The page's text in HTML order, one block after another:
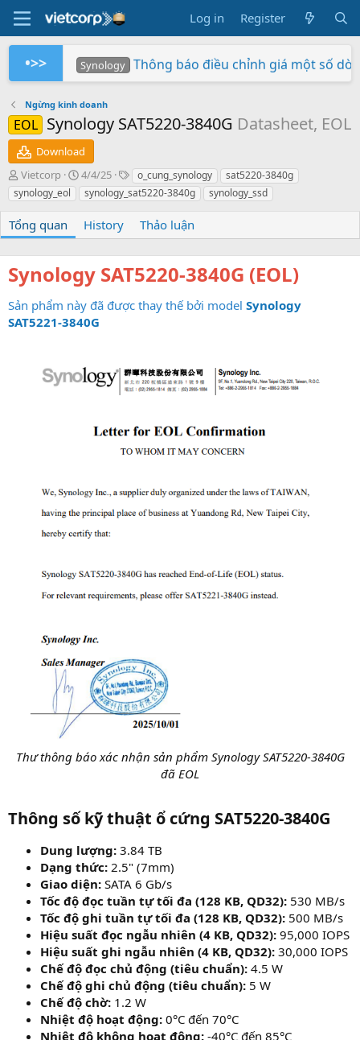
Log in Register
•>>
Tuần Lễ 0 Đồng Lợi Nhuận
Synology Thông báo điều chỉnh giá một số
Mua hàng ngay - Quay số may mắn - Rinh
Synology
SynologySynology
Vietcorp
VietcorpVietcorp
Synology
Ngừng kinh doanh
EOL Synology SAT5220-3840G Datasheet, EOL
Download
A
u
t
h
o
Vietcorp
C
r
e
n
d
a
t
4/4/25
T
a
g
o_cung_synology
sat5220-3840g
synology_eol
synology_sat5220-3840g synology_ssd
Tổng quan History Thảo luận
Synology SAT5220-3840G (EOL)
Sản phẩm này đã được thay thế bởi model Synology
SAT5221-3840G
Thư thông báo xác nhận sản phẩm Synology SAT5220-3840G
đã EOL
Thông số kỹ thuật ổ cứng SAT5220-3840G​
Dung lượng: 3.84 TB
Dạng thức: 2.5" (7mm)
Giao diện: SATA 6 Gb/s
Tốc độ đọc tuần tự tối đa (128 KB, QD32): 530 MB/s
Tốc độ ghi tuần tự tối đa (128 KB, QD32): 500 MB/s
Hiệu suất đọc ngẫu nhiên (4 KB, QD32): 95,000 IOPS
Hiệu suất ghi ngẫu nhiên (4 KB, QD32): 30,000 IOPS
Chế độ đọc chủ động (tiêu chuẩn): 4.5 W
Chế độ ghi chủ động (tiêu chuẩn): 5 W
Chế độ chờ: 1.2 W
Nhiệt độ hoạt động: 0°C đến 70°C
Nhiệt độ không hoạt động: -40°C đến 85°C